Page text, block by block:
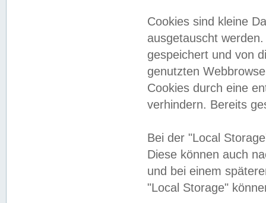
Cookies sind kleine
ausgetauscht
gespeichert und von
genutzten
Cookies durch eine
verhindern. Bereits
Bei der "Local
Diese können auch
und bei einem
"Local Storage"